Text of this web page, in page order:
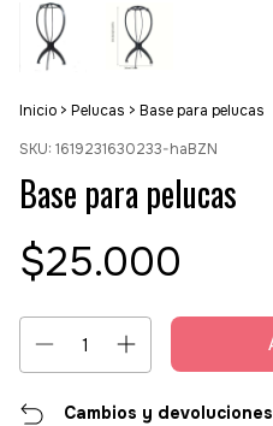
Inicio > Pelucas > Base para pelucas
SKU: 1619231630233-haBZN
Base para pelucas
$25.000
Cambios y devoluciones